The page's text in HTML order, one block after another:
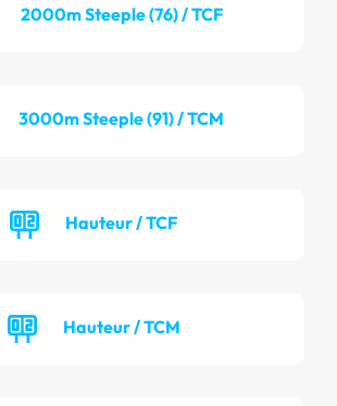
2000m Steeple (76) / TCF
3000m Steeple (91) / TCM
Hauteur / TCF
Hauteur / TCM